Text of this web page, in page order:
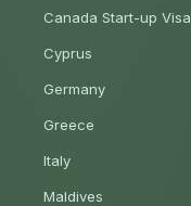
Canada Start-up Visa
Cyprus
Germany
Greece
Italy
Maldives